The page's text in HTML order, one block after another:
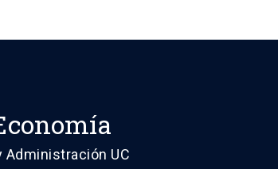
Administración UC